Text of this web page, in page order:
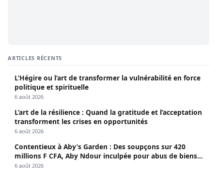
ARTICLES RÉCENTS
L’Hégire ou l’art de transformer la vulnérabilité en force
politique et spirituelle
6 août 2026
L’art de la résilience : Quand la gratitude et l’acceptation
transforment les crises en opportunités
6 août 2026
Contentieux à Aby’s Garden : Des soupçons sur 420
millions F CFA, Aby Ndour inculpée pour abus de biens
sociaux
6 août 2026